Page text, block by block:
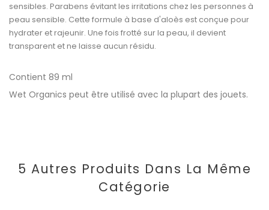
sensibles. Parabens évitant les irritations chez les personnes à
peau sensible. Cette formule à base d'aloès est conçue pour
hydrater et rajeunir. Une fois frotté sur la peau, il devient
transparent et ne laisse aucun résidu.
Contient 89 ml
Wet Organics peut être utilisé avec la plupart des jouets.
5 Autres Produits Dans La Même
Catégorie